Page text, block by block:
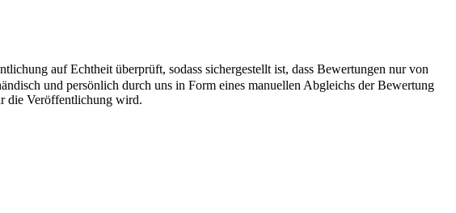
auf Echtheit überprüft, sodass sichergestellt ist, dass Bewertungen nur von
und persönlich durch uns in Form eines manuellen Abgleichs der Bewertung
die Veröffentlichung wird.